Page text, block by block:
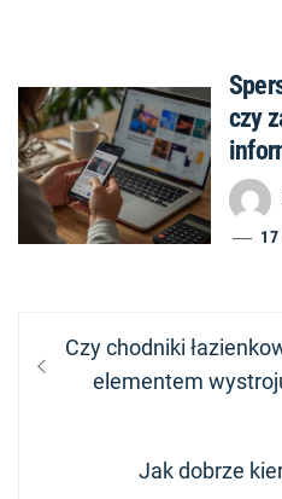
czy
Nawigacja
wpisu
Previous
post:
Czy chodniki
elementem
Next
Jak dobrze